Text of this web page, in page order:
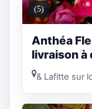
(5)
Anthéa
livraison à
& Lafitte sur